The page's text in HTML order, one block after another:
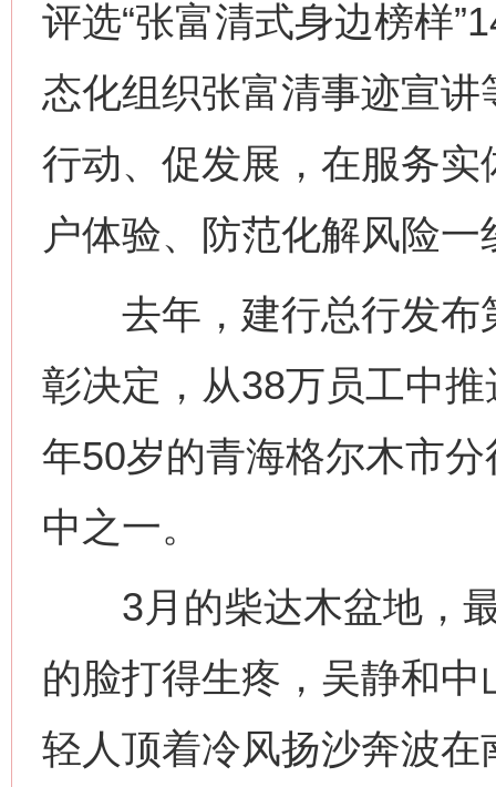
评选“张富清式身边榜样
态化组织张富清事迹宣
行动、促发展，在服务
户体验、防范化解风险
去年，建行总行发布
彰决定，从38万员工中
年50岁的青海格尔木市
中之一。
3月的柴达木盆地，最
的脸打得生疼，吴静和
轻人顶着冷风扬沙奔波
网上购药对药下症？